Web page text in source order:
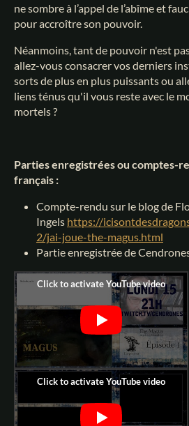
ne sombre à l’appel de l’abîme et
pour accroître son pouvoir.
Néanmoins, tant de pouvoir n'est
allez-vous consacrer vos derniers
sorts de plus en plus puissants ou
liens ténus qu'il vous reste avec le
mortels ?
Parties enregistrées ou comptes-
français :
Compte-rendu sur le blog de
Ingels https://
2/jai-joue-the-magus.html
Partie enregistrée de